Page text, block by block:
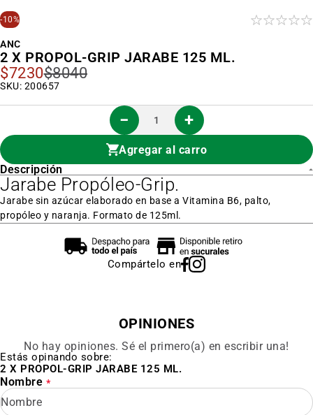
ANC
Precio
Especial
$7230$8040
SKU: 200657
2 X PROPOL-GRIP JARABE 125 ML.
-10%
Agregar al carro
Descripción
Jarabe Propóleo-Grip.
Jarabe sin azúcar elaborado en base a Vitamina B6, palto,
propóleo y naranja. Formato de 125ml.
Compártelo en
al
inicio
de
la
galería
de
imágenes
OPINIONES
No hay opiniones. Sé el primero(a) en escribir una!
Estás opinando sobre:
2 X PROPOL-GRIP JARABE 125 ML.
Nombre